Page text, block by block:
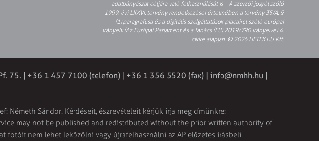
adatbányászat céljára való felhasználását is – A szerzői jogról szóló
1999. évi LXXVI. törvény rendelkezései értelmében a törvény 35/A. §
(1) paragrafusa és a digitális szolgáltatások piacairól szóló európai
irányelv (Az Európai Parlament és a Tanács (EU) 2019/790 Irányelve) 4.
cikke alapján. © 2026 HETEK.HU Kft.
75. | +36 1 457 7100 (telefon) | +36 1 356 5520 (fax) | info@nmhh.hu |
Németh Sándor. Kérdéseit, észrevételeit kérjük írja meg címünkre:
may not be published and redistributed without the prior written authority of
fotóit nem lehet leközölni vagy újrafelhasználni az AP előzetes írásbeli